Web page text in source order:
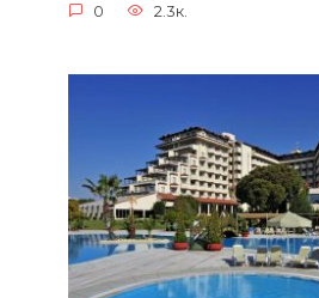
0 2.3к.